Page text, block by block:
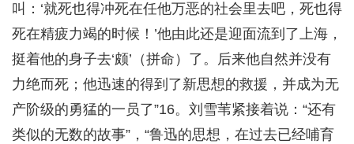
叫：‘就死也得冲死在任他万恶的社会里去吧，死也得
死在精疲力竭的时候！’他由此还是迎面流到了上海，
挺着他的身子去‘颇’（拼命）了。后来他自然并没有
力绝而死；他迅速的得到了新思想的救援，并成为无
产阶级的勇猛的一员了”16。刘雪苇紧接着说：“还有
类似的无数的故事”，“鲁迅的思想，在过去已经哺育